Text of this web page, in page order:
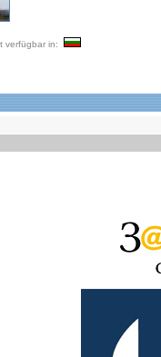
verfügbar in: